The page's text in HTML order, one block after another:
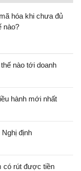
hóa khi chưa đủ
nào?
nào tới doanh
hành mới nhất
định
có rút được tiền